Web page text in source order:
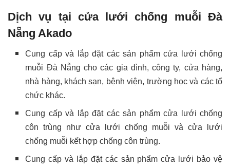
Dịch vụ tại cửa lưới chống muỗi Đà
Nẵng Akado
Cung cấp và lắp đặt các sản phẩm cửa lưới chống
muỗi Đà Nẵng cho các gia đình, công ty, cửa hàng,
nhà hàng, khách sạn, bệnh viện, trường học và các tổ
chức khác.
Cung cấp và lắp đặt các sản phẩm cửa lưới chống
côn trùng như cửa lưới chống muỗi và cửa lưới
chống muỗi kết hợp chống côn trùng.
Cung cấp và lắp đặt các sản phẩm cửa lưới bảo vệ